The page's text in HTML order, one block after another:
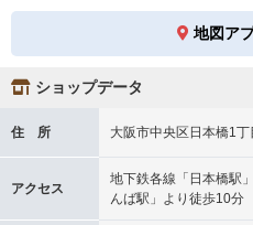
地図ア
ショップデータ
住 所 大阪市中央区日本橋1
アクセス
地下鉄各線「日本橋駅
んば駅」より徒歩10分